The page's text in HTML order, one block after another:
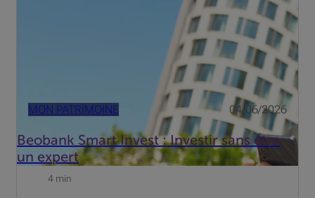
MON PATRIMOINE 04/06/2026
Beobank Smart Invest : Investir sans être
un expert
4 min